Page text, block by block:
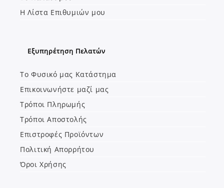
Η Λίστα Επιθυμιών μου
Εξυπηρέτηση Πελατών
Το Φυσικό μας Κατάστημα
Επικοινωνήστε μαζί μας
Τρόποι Πληρωμής
Τρόποι Αποστολής
Επιστροφές Προϊόντων
Πολιτική Απορρήτου
Όροι Χρήσης